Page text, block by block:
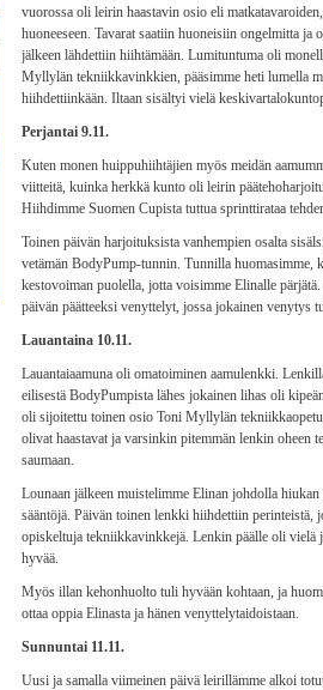
vuorossa oli leirin haastavin osio eli
huoneeseen. Tavarat saatiin huoneisiin ongelmitta
jälkeen lähdettiin hiihtämään. Lumituntuma oli
Myllylän tekniikkavinkkien, pääsimme heti lumella
hiihdettiinkään. Iltaan sisältyi vielä
Perjantai 9.11.
Kuten monen huippuhiihtäjien myös meidän
viitteitä, kuinka herkkä kunto oli leirin
Hiihdimme Suomen Cupista tuttua sprinttirataa
Toinen päivän harjoituksista vanhempien osalta
vetämän BodyPump-tunnin. Tunnilla huomasimme,
kestovoiman puolella, jotta voisimme Elinalle
päivän päätteeksi venyttelyt, jossa jokainen venytys
Lauantaina 10.11.
Lauantaiaamuna oli omatoiminen aamulenkki.
eilisestä BodyPumpista lähes jokainen lihas oli
oli sijoitettu toinen osio Toni Myllylän
olivat haastavat ja varsinkin pitemmän lenkin oheen
saumaan.
Lounaan jälkeen muistelimme Elinan johdolla
sääntöjä. Päivän toinen lenkki hiihdettiin perinteistä,
opiskeltuja tekniikkavinkkejä. Lenkin päälle oli
hyvää.
Myös illan kehonhuolto tuli hyvään kohtaan, ja
ottaa oppia Elinasta ja hänen venyttelytaidoistaan.
Sunnuntai 11.11.
Uusi ja samalla viimeinen päivä leirillämme alkoi